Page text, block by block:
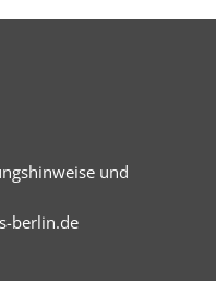
und
berlin.de